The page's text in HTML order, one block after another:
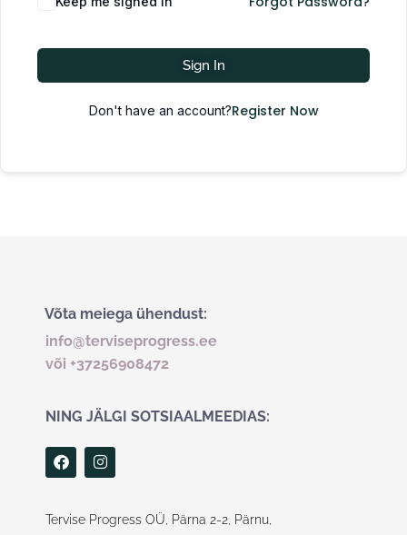
Sign In
Don't have an account?Register Now
Võta meiega ühendust:
info@terviseprogress.ee
või +37256908472
NING JÄLGI SOTSIAALMEEDIAS:
F
a
c
b
o
I
n
s
a
g
Tervise Progress OÜ, Pärna 2-2, Pärnu,